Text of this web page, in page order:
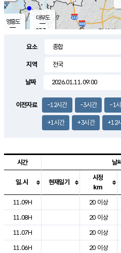
영흥도
1.6m/s
대부도
27.3
요소
지역
날짜
이전자료 -12시간 -3시간 -1
+1시간 +3시간 +12
도시별 기상실황표로 지점, 날씨, 기
시간 날씨
일.시 현재일기
시정
km
11.09H
20 이상
11.08H
20 이상
11.07H
20 이상
11.06H
20 이상